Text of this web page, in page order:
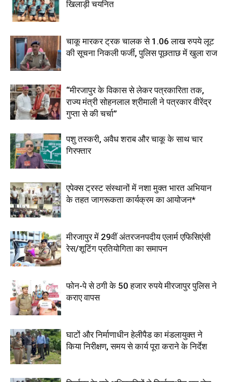
खिलाड़ी चयनित
चाकू मारकर ट्रक चालक से 1.06 लाख रुपये लूट
की सूचना निकली फर्जी, पुलिस पूछताछ में खुला राज
“मीरजापुर के विकास से लेकर पत्रकारिता तक,
राज्य मंत्री सोहनलाल श्रीमाली ने पत्रकार वीरेंद्र
गुप्ता से की चर्चा”
पशु तस्करी, अवैध शराब और चाकू के साथ चार
गिरफ्तार
एपेक्स ट्रस्ट संस्थानों में नशा मुक्त भारत अभियान
के तहत जागरूकता कार्यक्रम का आयोजन*
मीरजापुर में 29वीं अंतरजनपदीय एलार्म एफिसिएंसी
रेस/शूटिंग प्रतियोगिता का समापन
फोन-पे से ठगी के 50 हजार रुपये मीरजापुर पुलिस ने
कराए वापस
घाटों और निर्माणाधीन हेलीपैड का मंडलायुक्त ने
किया निरीक्षण, समय से कार्य पूरा कराने के निर्देश